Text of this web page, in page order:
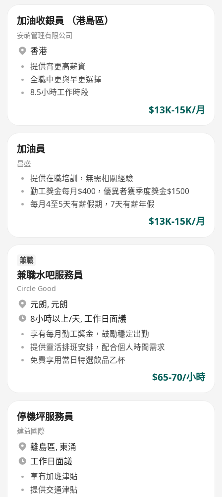
加油收銀員 （港島區）
安萌管理有限公司
香港
提供宵更高薪資
全職中更與早更選擇
8.5小時工作時段
$13K-15K/月
加油員
昌盛
提供在職培訓，無需相關經驗
勤工獎金每月$400，優異者獲季度獎金$1500
每月4至5天有薪假期，7天有薪年假
$13K-15K/月
兼職
兼職水吧服務員
Circle Good
元朗, 元朗
8小時以上/天, 工作日面議
享有每月勤工獎金，鼓勵穩定出勤
提供靈活排班安排，配合個人時間需求
免費享用當日特選飲品乙杯
$65-70/小時
停機坪服務員
建益國際
離島區, 東涌
工作日面議
享有加班津貼
提供交通津貼